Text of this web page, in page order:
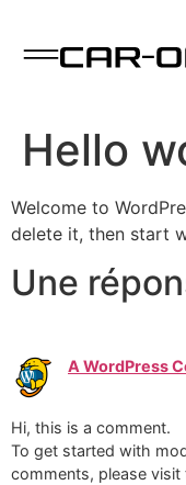
Hello
Welcome to
delete it, then start
Une
A WordPress
Hi, this is a comment.
To get started with
comments, please